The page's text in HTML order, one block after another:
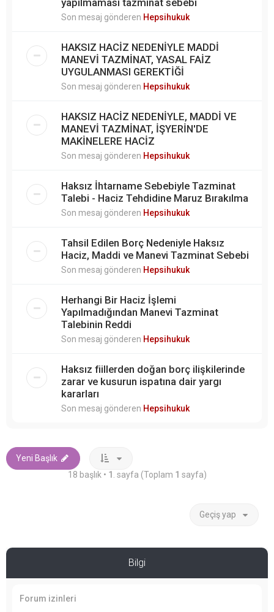
Son mesaj gönderen Hepsihukuk
HAKSIZ HACİZ NEDENİYLE MADDİ
MANEVİ TAZMİNAT, YASAL FAİZ
UYGULANMASI GEREKTİĞİ
Son mesaj gönderen Hepsihukuk
HAKSIZ HACİZ NEDENİYLE, MADDİ VE
MANEVİ TAZMİNAT, İŞYERİN'DE
MAKİNELERE HACİZ
Son mesaj gönderen Hepsihukuk
Haksız İhtarname Sebebiyle Tazminat
Talebi - Haciz Tehdidine Maruz Bırakılma
Son mesaj gönderen Hepsihukuk
Tahsil Edilen Borç Nedeniyle Haksız
Haciz, Maddi ve Manevi Tazminat Sebebi
Son mesaj gönderen Hepsihukuk
Herhangi Bir Haciz İşlemi
Yapılmadığından Manevi Tazminat
Talebinin Reddi
Son mesaj gönderen Hepsihukuk
Haksız fiillerden doğan borç ilişkilerinde
zarar ve kusurun ispatına dair yargı
kararları
Son mesaj gönderen Hepsihukuk
Yeni Başlık
18 başlık • 1 . sayfa (Toplam 1 sayfa)
Geçiş yap
Bilgi
Forum izinleri